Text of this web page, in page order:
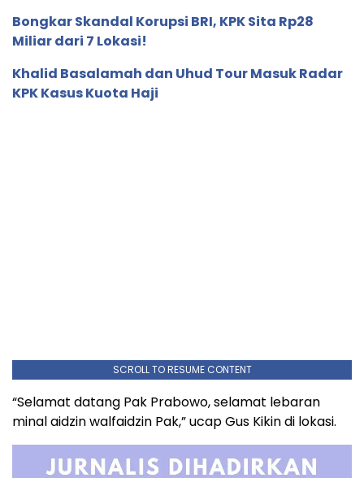
Bongkar Skandal Korupsi BRI, KPK Sita Rp28
Miliar dari 7 Lokasi!
Khalid Basalamah dan Uhud Tour Masuk Radar
KPK Kasus Kuota Haji
SCROLL TO RESUME CONTENT
“Selamat datang Pak Prabowo, selamat lebaran
minal aidzin walfaidzin Pak,” ucap Gus Kikin di lokasi.